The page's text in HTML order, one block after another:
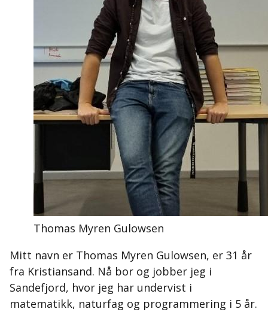
Thomas Myren Gulowsen
Mitt navn er Thomas Myren Gulowsen, er 31 år
fra Kristiansand. Nå bor og jobber jeg i
Sandefjord, hvor jeg har undervist i
matematikk, naturfag og programmering i 5 år.